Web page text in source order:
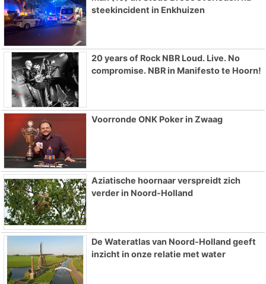
steekincident in Enkhuizen
20 years of Rock NBR Loud. Live. No
compromise. NBR in Manifesto te Hoorn!
Voorronde ONK Poker in Zwaag
Aziatische hoornaar verspreidt zich
verder in Noord-Holland
De Wateratlas van Noord-Holland geeft
inzicht in onze relatie met water